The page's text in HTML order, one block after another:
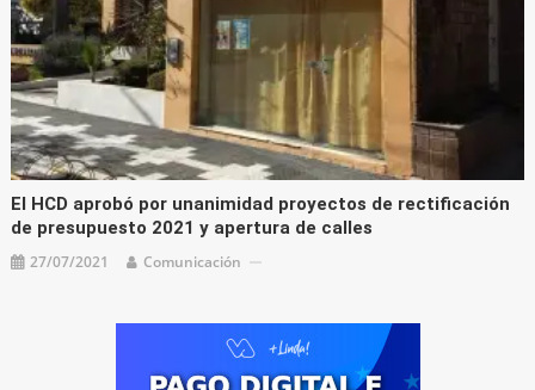
El HCD aprobó por unanimidad proyectos de rectificación
de presupuesto 2021 y apertura de calles
27/07/2021 Comunicación